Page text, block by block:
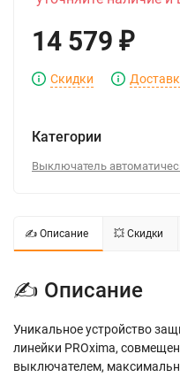
14 579 ₽
Скидки
Категории
Выключатель
✍ Описание 💥 Скидки
✍ Описание
Уникальное устройство
линейки PROxima,
выключателем,